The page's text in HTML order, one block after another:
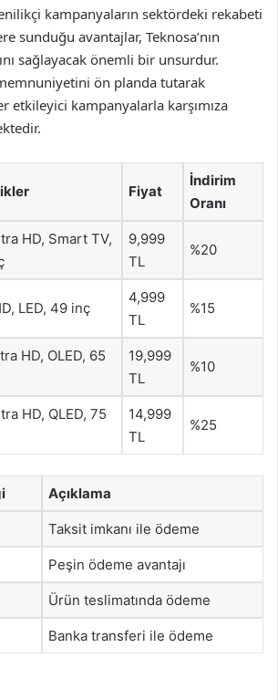
kampanyaların sektördeki rekabeti
sunduğu avantajlar, Teknosa’nın
sağlayacak önemli bir unsurdur.
ön planda tutarak
etkileyici kampanyalarla karşımıza
Fiyat
İndirim
Oranı
HD, Smart TV,
9,999
TL
%20
LED, 49 inç
4,999
TL
%15
HD, OLED, 65
19,999
TL
%10
HD, QLED, 75
14,999
TL
%25
Açıklama
Taksit imkanı ile ödeme
Peşin ödeme avantajı
Ürün teslimatında ödeme
Banka transferi ile ödeme